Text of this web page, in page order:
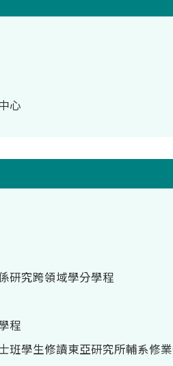
心
研究跨領域學分學程
程
班學生修讀東亞研究所輔系修